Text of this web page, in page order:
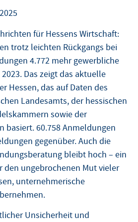
für Hessens Wirtschaft:
trotz leichten Rückgangs bei
4.772 mehr gewerbliche
Das zeigt das aktuelle
Hessen, das auf Daten des
Landesamts, der hessischen
sowie der
basiert. 60.758 Anmeldungen
gegenüber. Auch die
bleibt hoch – ein
den ungebrochenen Mut vieler
unternehmerische
Unsicherheit und